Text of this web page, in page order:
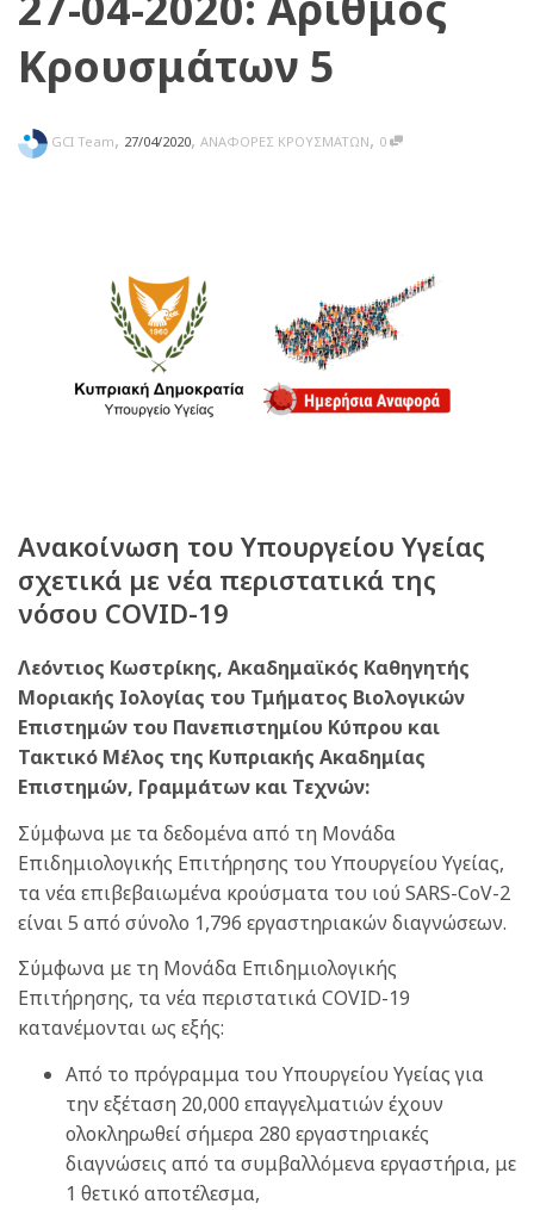
Κρουσμάτων 5
GCI Team, 27/04/2020, ΑΝΑΦΟΡΕΣ ΚΡΟΥΣΜΑΤΩΝ, 0
Ανακοίνωση του Υπουργείου Υγείας
σχετικά με νέα περιστατικά της
νόσου COVID-19
Λεόντιος Κωστρίκης, Ακαδημαϊκός Καθηγητής
Μοριακής Ιολογίας του Τμήματος Βιολογικών
Επιστημών του Πανεπιστημίου Κύπρου και
Τακτικό Μέλος της Κυπριακής Ακαδημίας
Επιστημών, Γραμμάτων και Τεχνών:
Σύμφωνα με τα δεδομένα από τη Μονάδα
Επιδημιολογικής Επιτήρησης του Υπουργείου Υγείας,
τα νέα επιβεβαιωμένα κρούσματα του ιού SARS-CoV-2
είναι 5 από σύνολο 1,796 εργαστηριακών διαγνώσεων.
Σύμφωνα με τη Μονάδα Επιδημιολογικής
Επιτήρησης, τα νέα περιστατικά COVID-19
κατανέμονται ως εξής:
Από το πρόγραμμα του Υπουργείου Υγείας για
την εξέταση 20,000 επαγγελματιών έχουν
ολοκληρωθεί σήμερα 280 εργαστηριακές
διαγνώσεις από τα συμβαλλόμενα εργαστήρια, με
1 θετικό αποτέλεσμα,